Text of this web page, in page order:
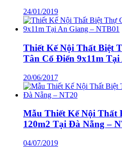
24/01/2019
Thiết Kế Nội Thất Biệt
Tân Cổ Điển 9x11m
20/06/2017
Mẫu Thiết Kế Nội Thất
120m2 Tại Đà Nẵng –
04/07/2019